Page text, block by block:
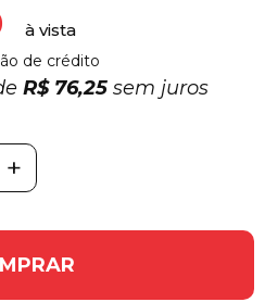
de crédito
R$ 76,25 sem juros
+